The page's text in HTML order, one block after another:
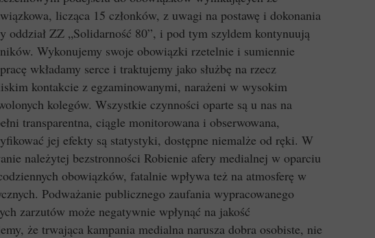
licząca 15 członków, z uwagi na postawę i dokonania
ZZ „Solidarność 80”, i pod tym szyldem kontynuują
Wykonujemy swoje obowiązki rzetelnie i sumiennie
wkładamy serce i traktujemy jako służbę na rzecz
kontakcie z egzaminowanymi, narażeni w wysokim
kolegów. Wszystkie czynności oparte są u nas na
transparentna, ciągle monitorowana i obserwowana,
jej efekty są statystyki, dostępne niemalże od ręki. W
należytej bezstronności Robienie afery medialnej w oparciu
obowiązków, fatalnie wpływa też na atmosferę w
Podważanie publicznego zaufania wypracowanego
zarzutów może negatywnie wpłynąć na jakość
że trwająca kampania medialna narusza dobra osobiste, nie